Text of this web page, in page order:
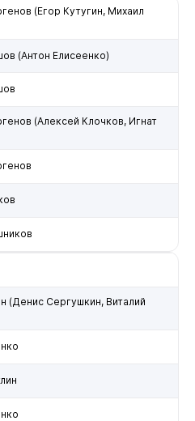
(Егор Кутугин, Михаил
(Антон Елисеенко)
(Алексей Клочков, Игнат
(Денис Сергушкин, Виталий